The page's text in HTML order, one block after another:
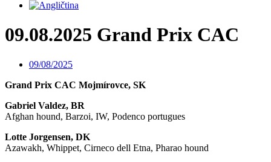
09.08.2025 Grand Prix CAC
09/08/2025
Grand Prix CAC Mojmírovce, SK
Gabriel Valdez, BR
Afghan hound, Barzoi, IW, Podenco portugues
Lotte Jorgensen, DK
Azawakh, Whippet, Cirneco dell Etna, Pharao hound